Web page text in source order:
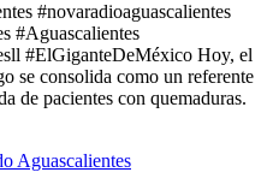
#novaradioaguascalientes
#Aguascalientes
#ElGiganteDeMéxico Hoy, el
se consolida como un referente
de pacientes con quemaduras.
Aguascalientes